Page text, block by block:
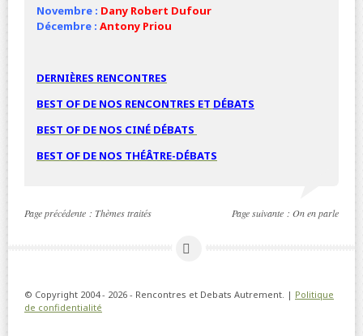
Novembre : Dany Robert Dufour
Décembre : Antony Priou
DERNIÈRES RENCONTRES
BEST OF DE NOS RENCONTRES ET DÉBATS
BEST OF DE NOS CINÉ DÉBATS
BEST OF DE NOS THÉÂTRE-DÉBATS
Page précédente : Thèmes traités Page suivante : On en parle
© Copyright 2004 - 2026 - Rencontres et Debats Autrement. | Politique
de confidentialité